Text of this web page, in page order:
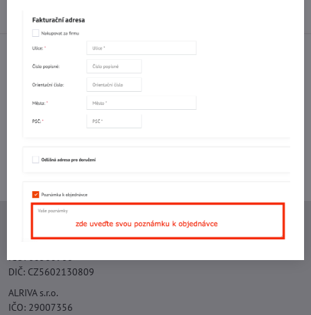
Diskuse 0
Facebook TwitterBluesky
Potřebujete poradit s objednávkou?
Kontaktujte nás:
+420 577 523 563
Ing. Vojtěch Lečbych - IVL
IČO: 60560908
DIČ: CZ5602130809
ALRIVA s.r.o.
IČO: 29007356